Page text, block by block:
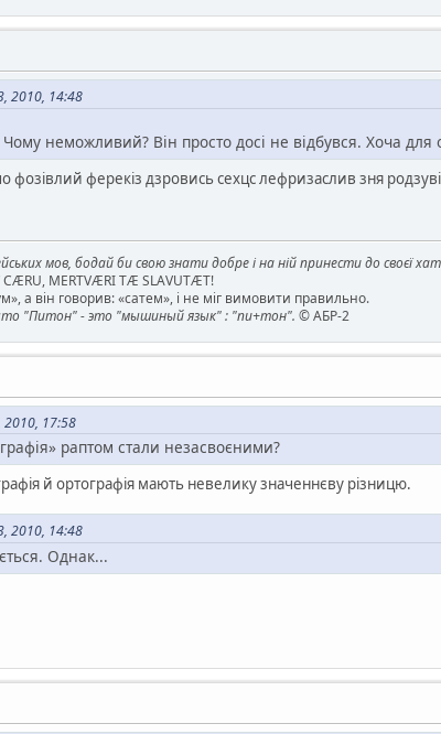
2010, 14:48
неможливий? Він просто досі не відбувся. Хоча для
ферекіз дзровись сехцс лефризаслив зня
мов, бодай би свою знати добре і на ній принести до своєї
CÆRU, MERTVÆRI TÆ SLAVUTÆT!
а він говорив: «сатем», і не міг вимовити правильно.
"Питон" - это "мышиный язык" : "пи+тон". © АБР-2
17:58
раптом стали незасвоєними?
й ортографія мають невелику значеннєву різницю.
2010, 14:48
Однак...